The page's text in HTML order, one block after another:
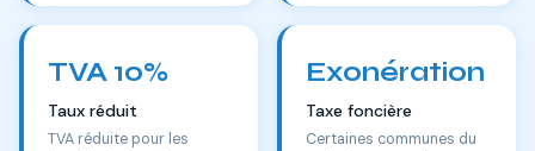
TVA 10%
Taux réduit
TVA réduite pour les
Exonération
Taxe foncière
Certaines communes du